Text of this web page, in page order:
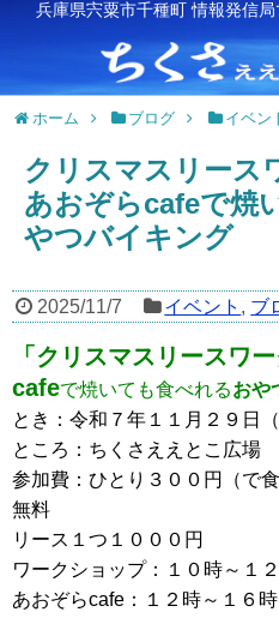
兵庫県宍粟市千種町 情報発信局
ホーム ブログ イベン
クリスマスリース
あおぞらcafeで焼
やつバイキング
2025/11/7 イベント , ブ
「クリスマスリースワ
cafeで焼いても食べれるおや
とき：令和７年１１月２９日（
ところ：ちくさええとこ広場
参加費：ひとり３００円（で
無料
リース１つ１０００円
ワークショップ：１０時～１
あおぞらcafe：１２時～１６時